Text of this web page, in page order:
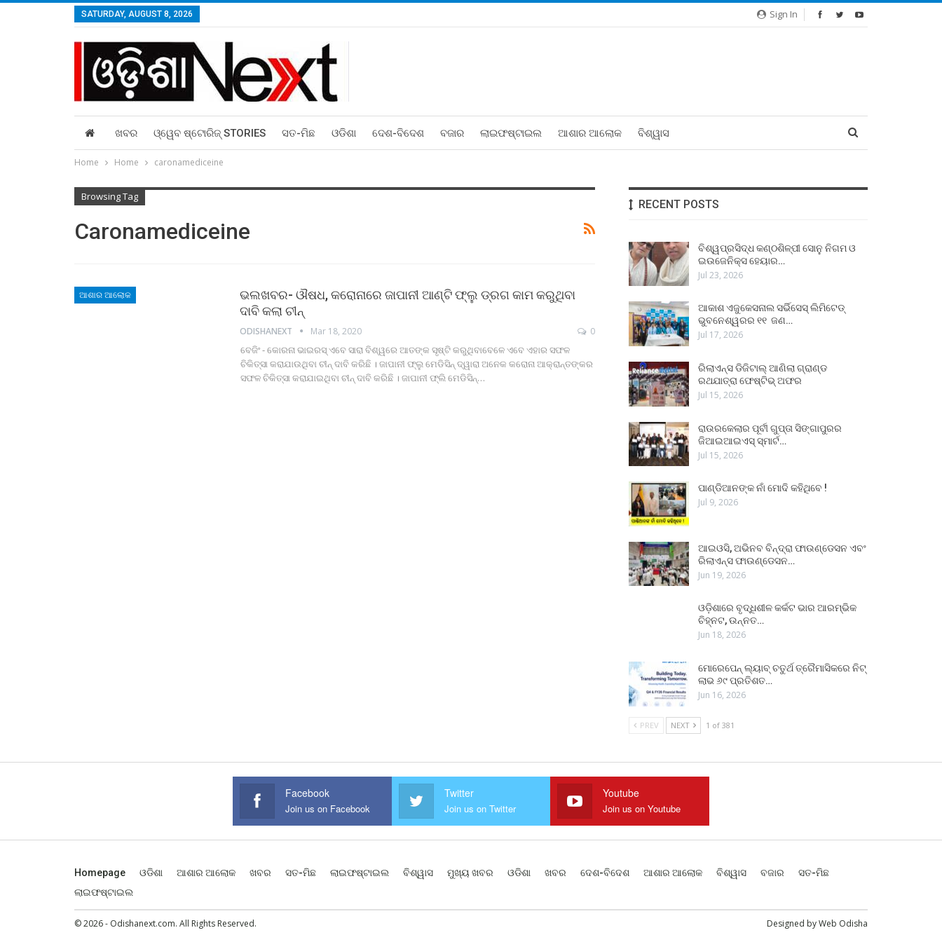
Sign In
SATURDAY, AUGUST 8, 2026
ଖବର ଓ୍ୱେବ ଷ୍ଟୋରିଜ୍‌ STORIES ସତ-ମିଛ ଓଡିଶା ଦେଶ-ବିଦେଶ ବଜାର ଲାଇଫଷ୍ଟାଇଲ ଆଶାର ଆଲୋକ ବିଶ୍ୱାସ
Home Home caronamediceine
Browsing Tag
Caronamediceine
ଆଶାର ଆଲୋକ
ଭଲଖବର- ଔଷଧ, କରୋନାରେ ଜାପାନୀ ଆଣ୍ଟି ଫ୍ଲୁ ଡ୍ରଗ କାମ କରୁଥିବା
ଦାବି କଲା ଚୀନ୍‌
ODISHANEXT Mar 18, 2020 0
ବେଜିଂ - କୋରନା ଭାଇରସ୍‌ ଏବେ ସାରା ବିଶ୍ୱରେ ଆତଙ୍କ ସୃଷ୍ଟି କରୁଥିବାବେଳେ ଏବେ ଏହାର ସଫଳ
ଚିକିତ୍ସା କରାଯାଉଥିବା ଚୀନ୍‌ ଦାବି କରିଛି । ଜାପାନୀ ଫ୍ଲୁ ମେଡିସିନ୍‌ ଦ୍ୱାରା ଅନେକ କରୋନା ଆକ୍ରାନ୍ତଙ୍କର
ସଫଳ ଚିକିତ୍ସା କରାଯାଇଥିବା ଚୀନ୍ ଦାବି କରିଛି । ଜାପାନୀ ଫ୍ଲି ମେଡିସିନ୍‌…
RECENT POSTS
ବିଶ୍ୱପ୍ରସିଦ୍ଧ କଣ୍ଠଶିଳ୍ପୀ ସୋନୁ ନିଗମ ଓ
ଇଉଜେନିକ୍ସ ହେୟାର…
Jul 23, 2026
ଆକାଶ ଏଜୁକେସନାଲ ସର୍ଭିସେସ୍ ଲିମିଟେଡ୍
ଭୁବନେଶ୍ୱରର ୧୧ ଜଣ…
Jul 17, 2026
ରିଲାଏନ୍ସ ଡିଜିଟାଲ୍ ଆଣିଲା ଗ୍ରାଣ୍ଡ
ରଥଯାତ୍ରା ଫେଷ୍ଟିଭ୍ ଅଫର
Jul 15, 2026
ରାଉରକେଲାର ପୂର୍ବୀ ଗୁପ୍ତା ସିଙ୍ଗାପୁରର
ଜିଆଇଆଇଏସ୍ ସ୍ମାର୍ଟ…
Jul 15, 2026
ପାଣ୍ଡିଆନଙ୍କ ନାଁ ମୋଦି କହିଥିବେ !
Jul 9, 2026
ଆଇଓସି, ଅଭିନବ ବିନ୍ଦ୍ରା ଫାଉଣ୍ଡେସନ ଏବଂ
ରିଲାଏନ୍ସ ଫାଉଣ୍ଡେସନ…
Jun 19, 2026
ଓଡ଼ିଶାରେ ବୃଦ୍ଧିଶୀଳ କର୍କଟ ଭାର ଆରମ୍ଭିକ
ଚିହ୍ନଟ, ଉନ୍ନତ…
Jun 18, 2026
ମୋରେପେନ୍ ଲ୍ୟାବ୍ ଚତୁର୍ଥ ତ୍ରୈମାସିକରେ ନିଟ୍
ଲାଭ ୬୯ ପ୍ରତିଶତ…
Jun 16, 2026
PREV NEXT 1 of 381
Facebook
Join us on Facebook
Twitter
Join us on Twitter
Youtube
Join us on Youtube
Homepage ଓଡିଶା ଆଶାର ଆଲୋକ ଖବର ସତ-ମିଛ ଲାଇଫଷ୍ଟାଇଲ ବିଶ୍ୱାସ ମୁଖ୍ୟ ଖବର ଓଡିଶା ଖବର ଦେଶ-ବିଦେଶ ଆଶାର ଆଲୋକ ବିଶ୍ୱାସ ବଜାର
ସତ-ମିଛ
ଲାଇଫଷ୍ଟାଇଲ
© 2026 - Odishanext.com. All Rights Reserved. Designed byWeb Odisha